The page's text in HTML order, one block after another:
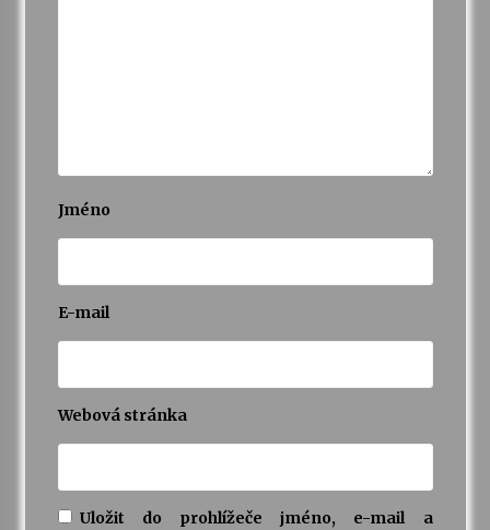
30. 6. 2026
Jméno
E-mail
Webová stránka
Uložit do prohlížeče jméno, e-mail a